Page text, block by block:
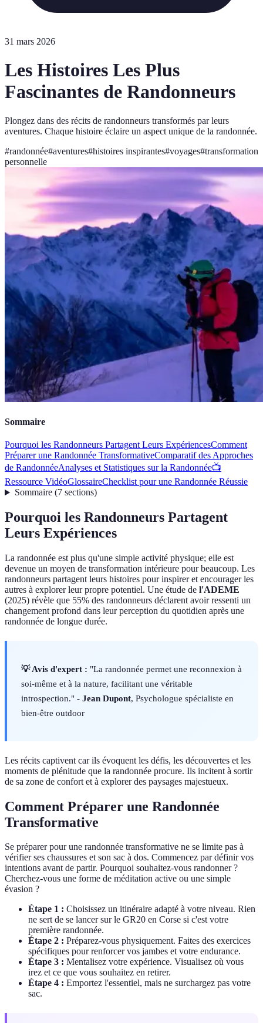
31 mars 2026
Les Histoires Les Plus
Fascinantes de Randonneurs
Plongez dans des récits de randonneurs transformés par leurs
aventures. Chaque histoire éclaire un aspect unique de la randonnée.
#randonnée#aventures#histoires inspirantes#voyages#transformation
personnelle
Sommaire
Pourquoi les Randonneurs Partagent Leurs ExpériencesComment
Préparer une Randonnée TransformativeComparatif des Approches
de RandonnéeAnalyses et Statistiques sur la Randonnée📺
Ressource VidéoGlossaireChecklist pour une Randonnée Réussie
Sommaire(7 sections)
Pourquoi les Randonneurs Partagent
Leurs Expériences
La randonnée est plus qu'une simple activité physique; elle est
devenue un moyen de transformation intérieure pour beaucoup. Les
randonneurs partagent leurs histoires pour inspirer et encourager les
autres à explorer leur propre potentiel. Une étude de l'ADEME
(2025) révèle que 55% des randonneurs déclarent avoir ressenti un
changement profond dans leur perception du quotidien après une
randonnée de longue durée.
💡 Avis d'expert : "La randonnée permet une reconnexion à
soi-même et à la nature, facilitant une véritable
introspection." - Jean Dupont, Psychologue spécialiste en
bien-être outdoor
Les récits captivent car ils évoquent les défis, les découvertes et les
moments de plénitude que la randonnée procure. Ils incitent à sortir
de sa zone de confort et à explorer des paysages majestueux.
Comment Préparer une Randonnée
Transformative
Se préparer pour une randonnée transformative ne se limite pas à
vérifier ses chaussures et son sac à dos. Commencez par définir vos
intentions avant de partir. Pourquoi souhaitez-vous randonner ?
Cherchez-vous une forme de méditation active ou une simple
évasion ?
Étape 1 : Choisissez un itinéraire adapté à votre niveau. Rien
ne sert de se lancer sur le GR20 en Corse si c'est votre
première randonnée.
Étape 2 : Préparez-vous physiquement. Faites des exercices
spécifiques pour renforcer vos jambes et votre endurance.
Étape 3 : Mentalisez votre expérience. Visualisez où vous
irez et ce que vous souhaitez en retirer.
Étape 4 : Emportez l'essentiel, mais ne surchargez pas votre
sac.